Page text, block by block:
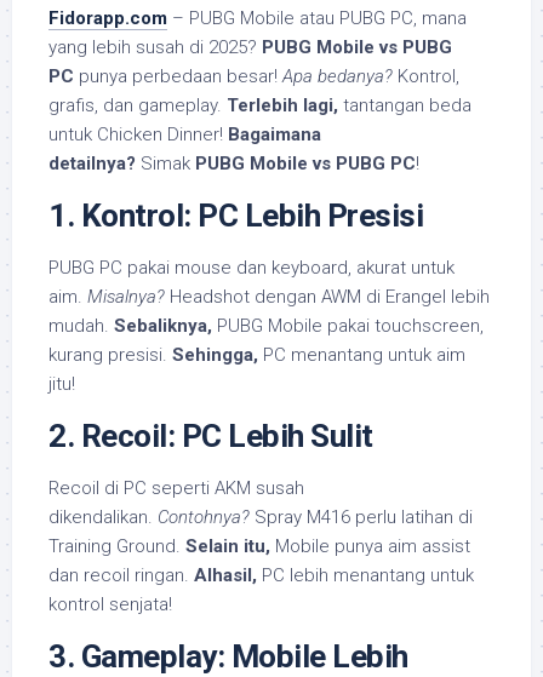
Fidorapp.com – PUBG Mobile atau PUBG PC, mana
yang lebih susah di 2025? PUBG Mobile vs PUBG
PC punya perbedaan besar!Apa bedanya? Kontrol,
grafis, dan gameplay. Terlebih lagi, tantangan beda
untuk Chicken Dinner! Bagaimana
detailnya? Simak PUBG Mobile vs PUBG PC!
1. Kontrol: PC Lebih Presisi
PUBG PC pakai mouse dan keyboard, akurat untuk
aim. Misalnya? Headshot dengan AWM di Erangel lebih
mudah. Sebaliknya, PUBG Mobile pakai touchscreen,
kurang presisi. Sehingga, PC menantang untuk aim
jitu!
2. Recoil: PC Lebih Sulit
Recoil di PC seperti AKM susah
dikendalikan. Contohnya? Spray M416 perlu latihan di
Training Ground. Selain itu, Mobile punya aim assist
dan recoil ringan. Alhasil, PC lebih menantang untuk
kontrol senjata!
3. Gameplay: Mobile Lebih